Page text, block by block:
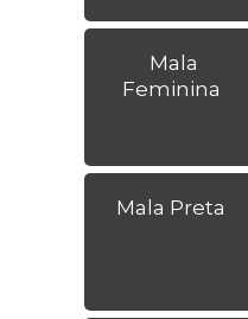
Mala
Feminina
Mala Preta